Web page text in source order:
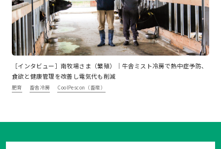
［インタビュー］南牧場さま（繁殖）｜牛舎ミスト冷房で熱中症予防、
食欲と健康管理を改善し電気代も削減
肥育 畜舎冷房 CoolPescon（畜産）